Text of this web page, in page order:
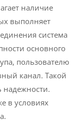
наличие
выполняет
система
основного
пользователю
канал. Такой
надежности.
в условиях